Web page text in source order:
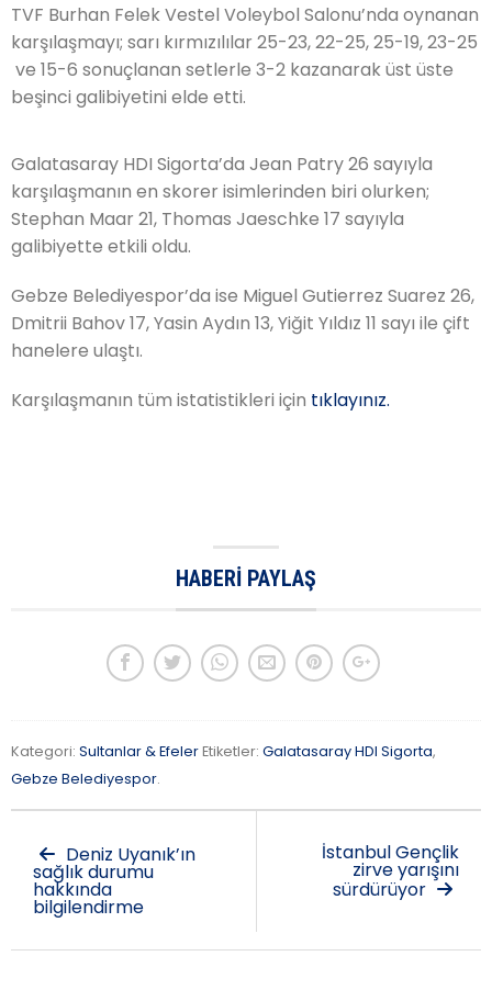
TVF Burhan Felek Vestel Voleybol Salonu’nda oynanan
karşılaşmayı; sarı kırmızılılar 25-23, 22-25, 25-19, 23-25
ve 15-6 sonuçlanan setlerle 3-2 kazanarak üst üste
beşinci galibiyetini elde etti.
Galatasaray HDI Sigorta’da Jean Patry 26 sayıyla
karşılaşmanın en skorer isimlerinden biri olurken;
Stephan Maar 21, Thomas Jaeschke 17 sayıyla
galibiyette etkili oldu.
Gebze Belediyespor’da ise Miguel Gutierrez Suarez 26,
Dmitrii Bahov 17, Yasin Aydın 13, Yiğit Yıldız 11 sayı ile çift
hanelere ulaştı.
Karşılaşmanın tüm istatistikleri için tıklayınız.
HABERI PAYLAŞ
Kategori: Sultanlar & EfelerEtiketler: Galatasaray HDI Sigorta,
Gebze Belediyespor.
Deniz Uyanık’ın
sağlık durumu
hakkında
bilgilendirme
İstanbul Gençlik
zirve yarışını
sürdürüyor